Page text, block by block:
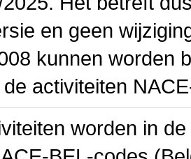
en geen
kunnen worden
de activiteiten
worden in